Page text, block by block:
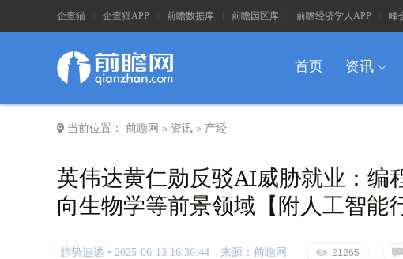
企查猫 企查猫APP 前瞻数据库 前瞻园区库 前瞻经济学人APP 峰
首页 资讯 I
a 当前位置： 前瞻网 » 资讯 » 产经
英伟达黄仁勋反驳AI威胁就业：编
向生物学等前景领域【附人工智能
趋势速递 • 2025-06-13 16:36:44 来源：前瞻网 E 21265 G